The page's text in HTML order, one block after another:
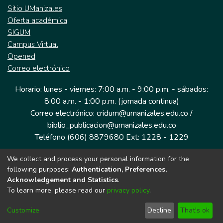
Sitio UManizales
Oferta académica
SIGUM
Campus Virtual
Opened
Correo electrónico
Horario: lunes - viernes: 7:00 a.m. - 9:00 p.m. - sábados:
8:00 a.m. - 1:00 p.m. (jornada continua)
Correo electrónico: cridum@umanizales.edu.co /
biblio_publicacion@umanizales.edu.co
Teléfono (606) 8879680 Ext: 1228 - 1229
Dirección: Cra 9 a # 19-03 Edificio histórico, piso 1
Manizales, Caldas
Colombia.
Tecnología DSpace implementada por
We collect and process your personal information for the
following purposes: Authentication, Preferences,
Acknowledgement and Statistics.
To learn more, please read our privacy policy.
Customize Decline That's ok